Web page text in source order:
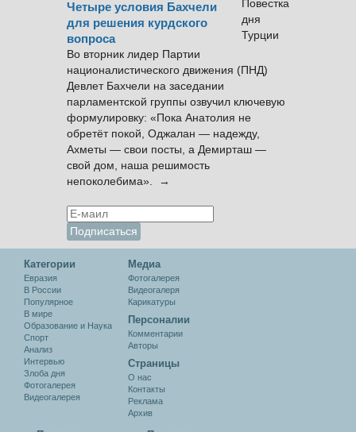
Четыре условия Бахчели
для решения курдского
вопроса
Во вторник лидер Партии
националистического движения (ПНД)
Девлет Бахчели на заседании
парламентской группы озвучил ключевую
формулировку: «Пока Анатолия не
обретёт покой, Оджалан — надежду,
Ахметы — свои посты, а Демирташ —
свой дом, наша решимость
непоколебима». →
Категории
Евразия
В России
Популярное
В мире
Образование и Наука
Спорт
Анализ
Интервью
Злоба дня
Фотогалерея
Видеогалерея
Медиа
Фотогалерея
Видеогалеря
Карикатуры
Персоналии
Комментарии
Авторы
Cтраницы
О нас
Контакты
Реклама
Архив